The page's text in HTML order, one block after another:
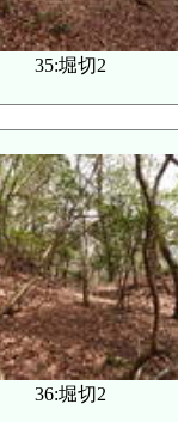
35:堀切2
36:堀切2